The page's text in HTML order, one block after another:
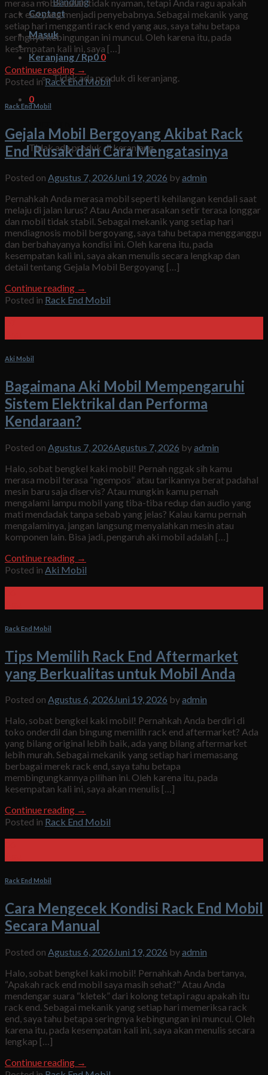
Contact
Masuk
Keranjang / Rp0 0
Tidak ada produk di keranjang.
0
Tidak ada produk di keranjang.
merasa mobil sudah tidak nyaman, tetapi Anda ragu apakah
rack end yang menjadi penyebabnya. Sebagai mekanik yang
setiap hari mengganti rack end yang aus, saya tahu betapa
seringnya kebingungan ini muncul. Oleh karena itu, pada
kesempatan kali ini, saya […]
Continue reading →
Posted inRack End Mobil
Rack End Mobil
Gejala Mobil Bergoyang Akibat Rack
End Rusak dan Cara Mengatasinya
Posted on Agustus 7, 2026 Juni 19, 2026 byadmin
Pernahkah Anda merasa mobil seperti kehilangan kendali saat
melaju di jalan lurus? Atau Anda merasakan setir terasa longgar
dan mobil tidak stabil. Sebagai mekanik yang setiap hari
mendiagnosis mobil bergoyang, saya tahu betapa mengganggu
dan berbahayanya kondisi ini. Oleh karena itu, pada
kesempatan kali ini, saya akan menulis secara lengkap dan
detail tentang Gejala Mobil Bergoyang […]
Continue reading →
Posted in Rack End Mobil
Aki Mobil
Bagaimana Aki Mobil Mempengaruhi
Sistem Elektrikal dan Performa
Kendaraan?
Posted on Agustus 7, 2026Agustus 7, 2026 byadmin
Halo, sobat bengkel kaki mobil! Pernah nggak sih kamu
merasa mobil terasa “ngempos” atau tarikannya berat padahal
mesin baru saja diservis? Atau mungkin kamu pernah
mengalami lampu mobil yang tiba-tiba redup dan audio yang
mati mendadak tanpa sebab yang jelas? Kalau kamu pernah
mengalaminya, jangan langsung menyalahkan mesin atau
komponen lain. Bisa jadi, pengaruh aki mobil adalah […]
Continue reading →
Posted in Aki Mobil
Rack End Mobil
Tips Memilih Rack End Aftermarket
yang Berkualitas untuk Mobil Anda
Posted on Agustus 6, 2026Juni 19, 2026 byadmin
Halo, sobat bengkel kaki mobil! Pernahkah Anda berdiri di
toko onderdil dan bingung memilih rack end aftermarket? Ada
yang bilang original lebih baik, ada yang bilang aftermarket
lebih murah. Sebagai mekanik yang setiap hari memasang
berbagai merek rack end, saya tahu betapa
membingungkannya pilihan ini. Oleh karena itu, pada
kesempatan kali ini, saya akan menulis […]
Continue reading →
Posted in Rack End Mobil
Rack End Mobil
Cara Mengecek Kondisi Rack End Mobil
Secara Manual
Posted on Agustus 6, 2026Juni 19, 2026 byadmin
Halo, sobat bengkel kaki mobil! Pernahkah Anda bertanya,
“Apakah rack end mobil saya masih sehat?” Atau Anda
mendengar suara “kletek” dari kolong tetapi ragu apakah itu
rack end. Sebagai mekanik yang setiap hari memeriksa rack
end, saya tahu betapa seringnya kebingungan ini muncul. Oleh
karena itu, pada kesempatan kali ini, saya akan menulis secara
lengkap […]
Continue reading →